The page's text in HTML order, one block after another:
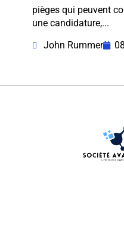
pièges qui peuvent
une candidature,...
John Rummer